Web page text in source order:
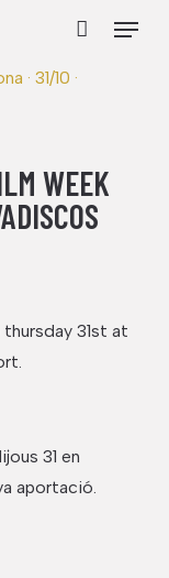
Menu
WEEK
31st at
31 en
aportació.